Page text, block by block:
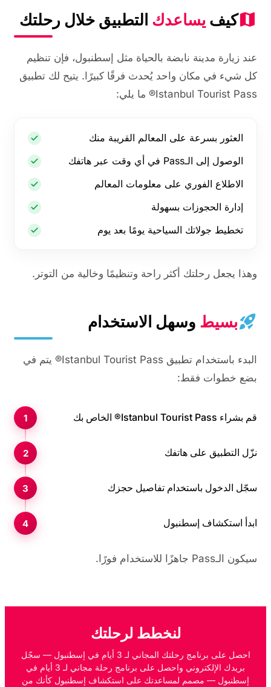
كيف يساعدك التطبيق خلال رحلتك
عند زيارة مدينة نابضة بالحياة مثل إسطنبول، فإن تنظيم
كل شيء في مكان واحد يُحدث فرقًا كبيرًا. يتيح لك تطبيق
Istanbul Tourist Pass® ما يلي:
العثور بسرعة على المعالم القريبة منك
الوصول إلى الـPass في أي وقت عبر هاتفك
الاطلاع الفوري على معلومات المعالم
إدارة الحجوزات بسهولة
تخطيط جولاتك السياحية يومًا بعد يوم
وهذا يجعل رحلتك أكثر راحة وتنظيمًا وخالية من التوتر.
بسيط وسهل الاستخدام
البدء باستخدام تطبيق Istanbul Tourist Pass® يتم في
بضع خطوات فقط:
قم بشراء Istanbul Tourist Pass® الخاص بك
نزّل التطبيق على هاتفك
سجّل الدخول باستخدام تفاصيل حجزك
ابدأ استكشاف إسطنبول
سيكون الـPass جاهزًا للاستخدام فورًا.
لنخطط لرحلتك
احصل على برنامج رحلتك المجاني لـ 3 أيام في إسطنبول — سجّل
بريدك الإلكتروني واحصل على برنامج رحلة مجاني لـ 3 أيام في
إسطنبول — مصمم لمساعدتك على استكشاف إسطنبول كأنك من